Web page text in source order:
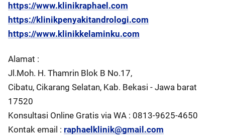
https://www.klinikraphael.com
https://klinikpenyakitandrologi.com
https://www.klinikkelaminku.com
Alamat :
Jl.Moh. H. Thamrin Blok B No.17,
Cibatu, Cikarang Selatan, Kab. Bekasi - Jawa barat
17520
Konsultasi Online Gratis via WA : 0813-9625-4650
Kontak email : raphaelklinik@gmail.com